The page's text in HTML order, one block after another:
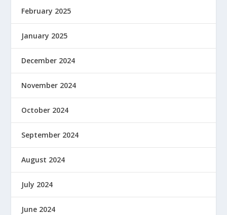
February 2025
January 2025
December 2024
November 2024
October 2024
September 2024
August 2024
July 2024
June 2024